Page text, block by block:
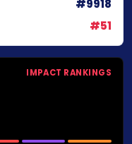
#9918
#51
IMPACT RANKINGS